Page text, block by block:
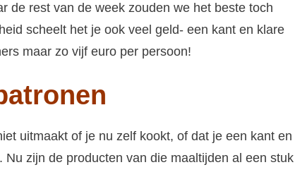
de rest van de week zouden we het beste toch
scheelt het je ook veel geld- een kant en klare
maar zo vijf euro per persoon!
uitmaakt of je nu zelf kookt, of dat je een kant en
zijn de producten van die maaltijden al een stuk